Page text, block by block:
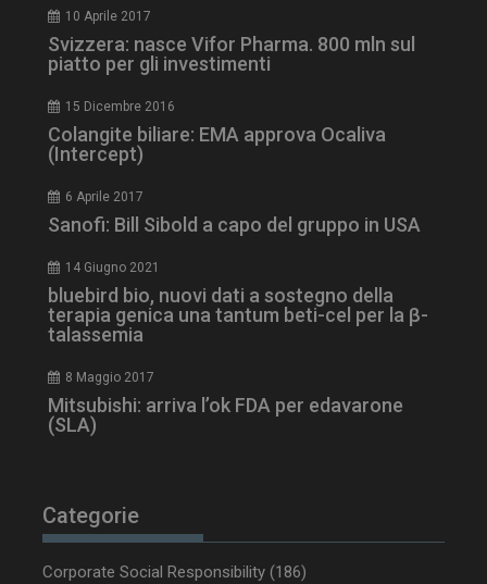
10 Aprile 2017
Svizzera: nasce Vifor Pharma. 800 mln sul
piatto per gli investimenti
15 Dicembre 2016
Colangite biliare: EMA approva Ocaliva
(Intercept)
6 Aprile 2017
Sanofi: Bill Sibold a capo del gruppo in USA
14 Giugno 2021
bluebird bio, nuovi dati a sostegno della
terapia genica una tantum beti-cel per la β-
talassemia
8 Maggio 2017
Mitsubishi: arriva l’ok FDA per edavarone
(SLA)
Categorie
Corporate Social Responsibility (186)
tracking-sites-
www.dailyhealthindustry.it